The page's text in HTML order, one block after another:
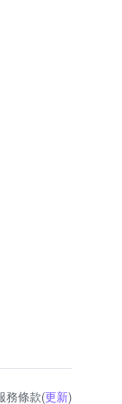
務條款(更新)